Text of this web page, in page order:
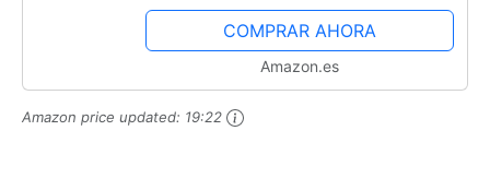
Rodillera Deportiva Rotuliana
Compresión para Hombre y Mujer,...
COMPRAR AHORA
Amazon.es
Amazon price updated: 19:22